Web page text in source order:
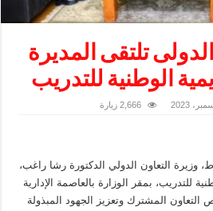
تلتقى المديرة
الوطنية للتدريب
2,666 زيارة
وزيرة التعاون الدولي الدكتورة رشا راغب،
للتدريب، بمقر الوزارة بالعاصمة الإدارية
المشترك وتعزيز الجهود المبذولة